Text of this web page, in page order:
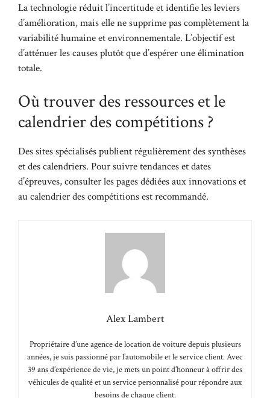
La technologie réduit l’incertitude et identifie les leviers
d’amélioration, mais elle ne supprime pas complètement la
variabilité humaine et environnementale. L’objectif est
d’atténuer les causes plutôt que d’espérer une élimination
totale.
Où trouver des ressources et le
calendrier des compétitions ?
Des sites spécialisés publient régulièrement des synthèses
et des calendriers. Pour suivre tendances et dates
d’épreuves, consulter les pages dédiées aux innovations et
au calendrier des compétitions est recommandé.
Alex Lambert
Propriétaire d’une agence de location de voiture depuis plusieurs
années, je suis passionné par l’automobile et le service client. Avec
39 ans d’expérience de vie, je mets un point d’honneur à offrir des
véhicules de qualité et un service personnalisé pour répondre aux
besoins de chaque client.